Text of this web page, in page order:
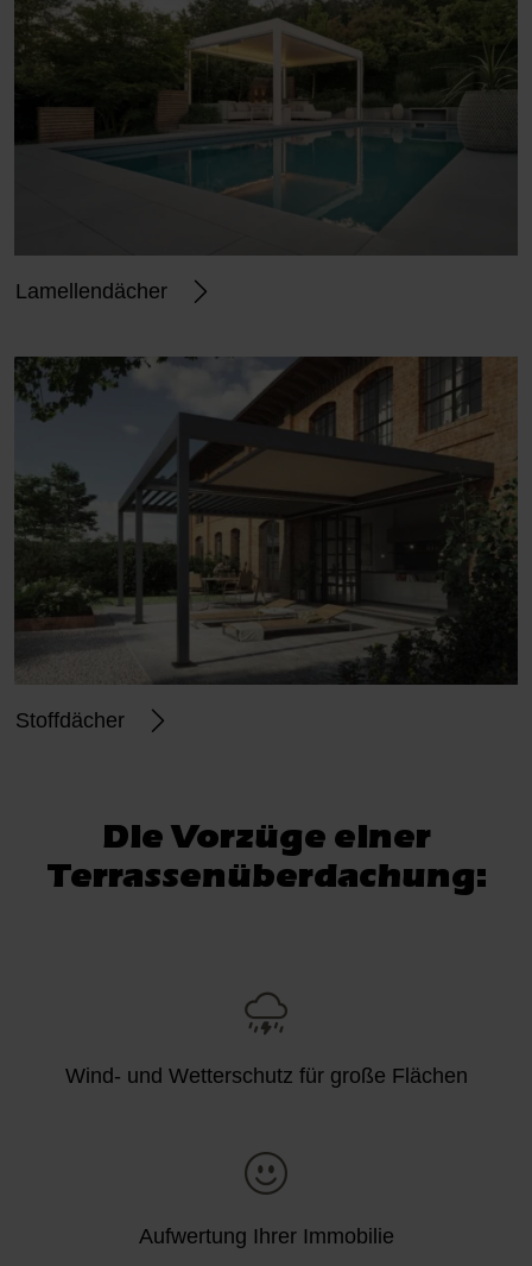
Lamellendächer
Stoffdächer
Die Vorzüge einer
Terrassenüberdachung:
Wind- und Wetterschutz für große Flächen
Aufwertung Ihrer Immobilie